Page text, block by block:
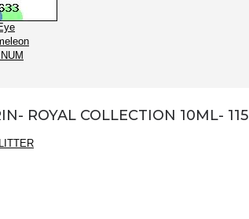
ROYAL COLLECTION 10ML- 115